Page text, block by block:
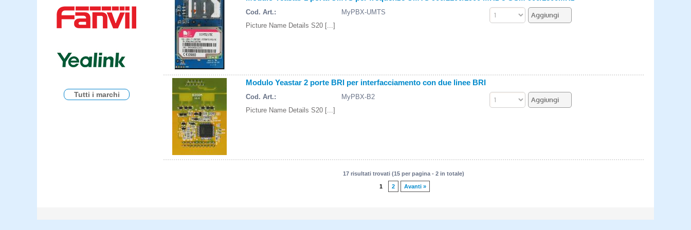
Tutti i marchi
Cod. Art.:
MyPBX-UMTS
Picture Name Details S20 [...]
Modulo Yeastar 2 porte BRI per interfacciamento con due linee BRI
Cod. Art.:
MyPBX-B2
Picture Name Details S20 [...]
17 risultati trovati (15 per pagina - 2 in totale)
1 2 Avanti »